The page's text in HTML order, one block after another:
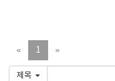
« 1 »
제목